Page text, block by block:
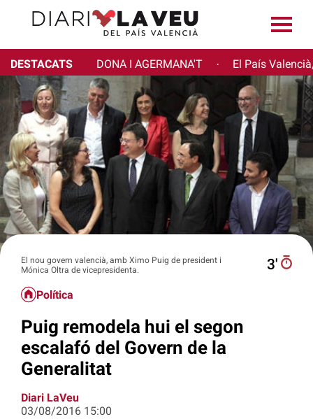
DESTACATS DONA I AGERMANA'T · El País
El nou govern valencià, amb Ximo Puig de president i
Mónica Oltra de vicepresidenta.
3′
Política
Puig remodela hui el segon
escalafó del Govern de la
Generalitat
Diari LaVeu
03/08/2016 15:00